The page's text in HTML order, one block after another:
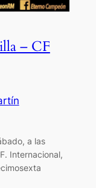
– CF
a las
Internacional,